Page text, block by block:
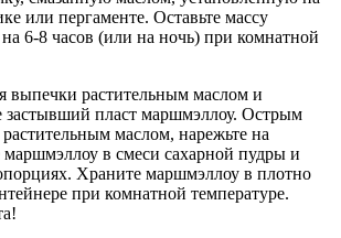
или пергаменте. Оставьте массу
на 6-8 часов (или на ночь) при комнатной
выпечки растительным маслом и
застывший пласт маршмэллоу. Острым
маслом, нарежьте на
в смеси сахарной пудры и
Храните маршмэллоу в плотно
при комнатной температуре.